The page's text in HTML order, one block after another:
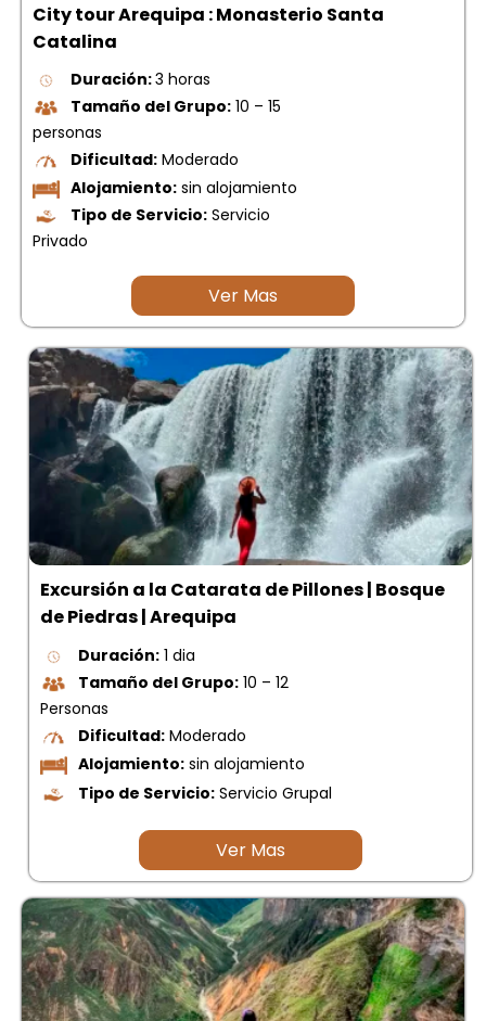
City tour Arequipa : Monasterio Santa
Catalina
Duración:3 horas
Tamaño del Grupo: 10 – 15
personas
Dificultad: Moderado
Alojamiento: sin alojamiento
Tipo de Servicio: Servicio
Privado
Ver Mas
Excursión a la Catarata de Pillones | Bosque
de Piedras | Arequipa
Duración: 1 dia
Tamaño del Grupo: 10 – 12
Personas
Dificultad: Moderado
Alojamiento: sin alojamiento
Tipo de Servicio: Servicio Grupal
Ver Mas